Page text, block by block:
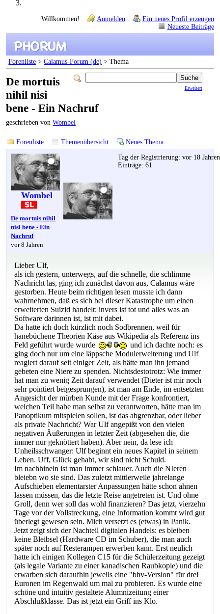
Willkommen! Anmelden
Ein neues Profil erzeugen
Neueste Beiträge
Forenliste >Calamus-Forum (de) > Thema
Erweitert
De mortuis
nihil nisi
bene - Ein Nachruf
geschrieben vonWombel
Forenliste Themenübersicht Neues Thema
Wombel
De mortuis nihil
nisi bene - Ein
Nachruf
vor 8 Jahren
Tag der Registrierung: vor 18 Jahren
Einträge: 61
Lieber Ulf,
als ich gestern, unterwegs, auf die schnelle, die schlimme
Nachricht las, ging ich zunächst davon aus, Calamus wäre
gestorben. Heute beim richtigen lesen musste ich dann
wahrnehmen, daß es sich bei dieser Katastrophe um einen
erweiterten Suizid handelt: invers ist tot und alles was an
Software darinnen ist, ist mit dabei.
Da hatte ich doch kürzlich noch Sodbrennen, weil für
hanebüchene Theorien Käse aus Wikipedia als Referenz ins
Feld geführt wurde wurde
und ich dachte noch: es
ging doch nur um eine läppsche Modulerweiterung und Ulf
reagiert darauf seit einiger Zeit, als hätte man ihn jemand
gebeten eine Niere zu spenden. Nichtsdestotrotz: Wie immer
hat man zu wenig Zeit darauf verwendet (Dieter ist mir noch
sehr pointiert beigesprungen), ist man am Ende, im entsetzten
Angesicht der mürben Kunde mit der Frage konfrontiert,
welchen Teil habe man selbst zu verantworten, hätte man im
Panoptikum mitspielen sollen, ist das abgrenzbar, oder lieber
als private Nachricht? War Ulf angepißt von den vielen
negativen Äußerungen in letzter Zeit (abgesehen die, die
immer nur geknöttert haben). Aber nein, da lese ich
Unheilsschwanger: Ulf beginnt ein neues Kapitel in seinem
Leben. Uff, Glück gehabt, wir sind nicht Schuld.
Im nachhinein ist man immer schlauer. Auch die NIeren
bleiebn wo sie sind. Das zuletzt mittlerweile jahrelange
Aufschieben elementarster Anpassungen hätte schon ahnen
lassen müssen, das die letzte Reise angetreten ist. Und ohne
Groll, denn wer soll das wohl finanzieren? Das jetzt, vierzehn
Tage vor der Vollstreckung, eine Information kommt wird gut
überlegt gewesen sein. Mich versetzt es (etwas) in Panik.
Jetzt zeigt sich der Nachteil digitalen Handels: es bleiben
keine Bleibsel (Hardware CD im Schuber), die man auch
später noch auf Resterampen erwerben kann. Erst neulich
hatte ich einigen Kollegen C15 für die Schülerzeitung gezeigt
(als legale Variante zu einer kanadischen Raubkopie) und die
erwarben sich daraufhin jeweils eine "bhv-Version" für drei
Euronen im Regenwald um mal zu probieren. Es wurde eine
schöne und intuitiv gestaltete Alumnizeitung einer
Abschlußklasse. Das ist jetzt ein Griff ins Klo.